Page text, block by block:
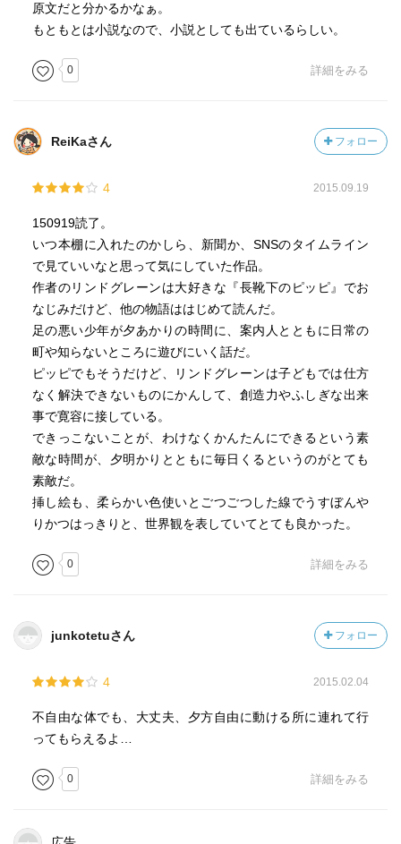
原文だと分かるかなぁ。
もともとは小説なので、小説としても出ているらしい。
0 詳細をみる
ReiKaさん フォロー
4 2015.09.19
150919読了。
いつ本棚に入れたのかしら、新聞か、SNSのタイムライン
で見ていいなと思って気にしていた作品。
作者のリンドグレーンは大好きな『長靴下のピッピ』でお
なじみだけど、他の物語ははじめて読んだ。
足の悪い少年が夕あかりの時間に、案内人とともに日常の
町や知らないところに遊びにいく話だ。
ピッピでもそうだけど、リンドグレーンは子どもでは仕方
なく解決できないものにかんして、創造力やふしぎな出来
事で寛容に接している。
できっこないことが、わけなくかんたんにできるという素
敵な時間が、夕明かりとともに毎日くるというのがとても
素敵だ。
挿し絵も、柔らかい色使いとごつごつした線でうすぼんや
りかつはっきりと、世界観を表していてとても良かった。
0 詳細をみる
junkotetuさん フォロー
4 2015.02.04
不自由な体でも、大丈夫、夕方自由に動ける所に連れて行
ってもらえるよ…
0 詳細をみる